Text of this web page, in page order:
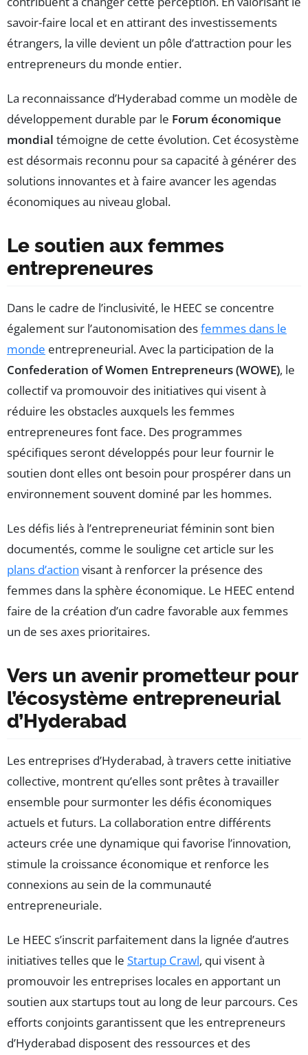
savoir-faire local et en attirant des investissements
étrangers, la ville devient un pôle d’attraction pour les
entrepreneurs du monde entier.
La reconnaissance d’Hyderabad comme un modèle de
développement durable par le Forum économique
mondial témoigne de cette évolution. Cet écosystème
est désormais reconnu pour sa capacité à générer des
solutions innovantes et à faire avancer les agendas
économiques au niveau global.
Le soutien aux femmes
entrepreneures
Dans le cadre de l’inclusivité, le HEEC se concentre
également sur l’autonomisation desfemmes dans le
monde entrepreneurial. Avec la participation de la
Confederation of Women Entrepreneurs (WOWE), le
collectif va promouvoir des initiatives qui visent à
réduire les obstacles auxquels les femmes
entrepreneures font face. Des programmes
spécifiques seront développés pour leur fournir le
soutien dont elles ont besoin pour prospérer dans un
environnement souvent dominé par les hommes.
Les défis liés à l’entrepreneuriat féminin sont bien
documentés, comme le souligne cet article sur les
plans d’action visant à renforcer la présence des
femmes dans la sphère économique. Le HEEC entend
faire de la création d’un cadre favorable aux femmes
un de ses axes prioritaires.
Vers un avenir prometteur pour
l’écosystème entrepreneurial
d’Hyderabad
Les entreprises d’Hyderabad, à travers cette initiative
collective, montrent qu’elles sont prêtes à travailler
ensemble pour surmonter les défis économiques
actuels et futurs. La collaboration entre différents
acteurs crée une dynamique qui favorise l’innovation,
stimule la croissance économique et renforce les
connexions au sein de la communauté
entrepreneuriale.
Le HEEC s’inscrit parfaitement dans la lignée d’autres
initiatives telles que le Startup Crawl, qui visent à
promouvoir les entreprises locales en apportant un
soutien aux startups tout au long de leur parcours. Ces
efforts conjoints garantissent que les entrepreneurs
d’Hyderabad disposent des ressources et des